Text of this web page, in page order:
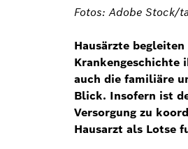
Fotos: Adobe Stock/
Hausärzte
Krankengeschichte
auch die familiäre
Blick. Insofern ist
Versorgung zu
Hausarzt als Lotse